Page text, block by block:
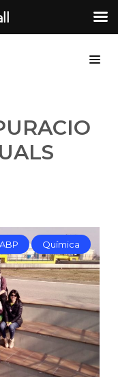
ABP Química